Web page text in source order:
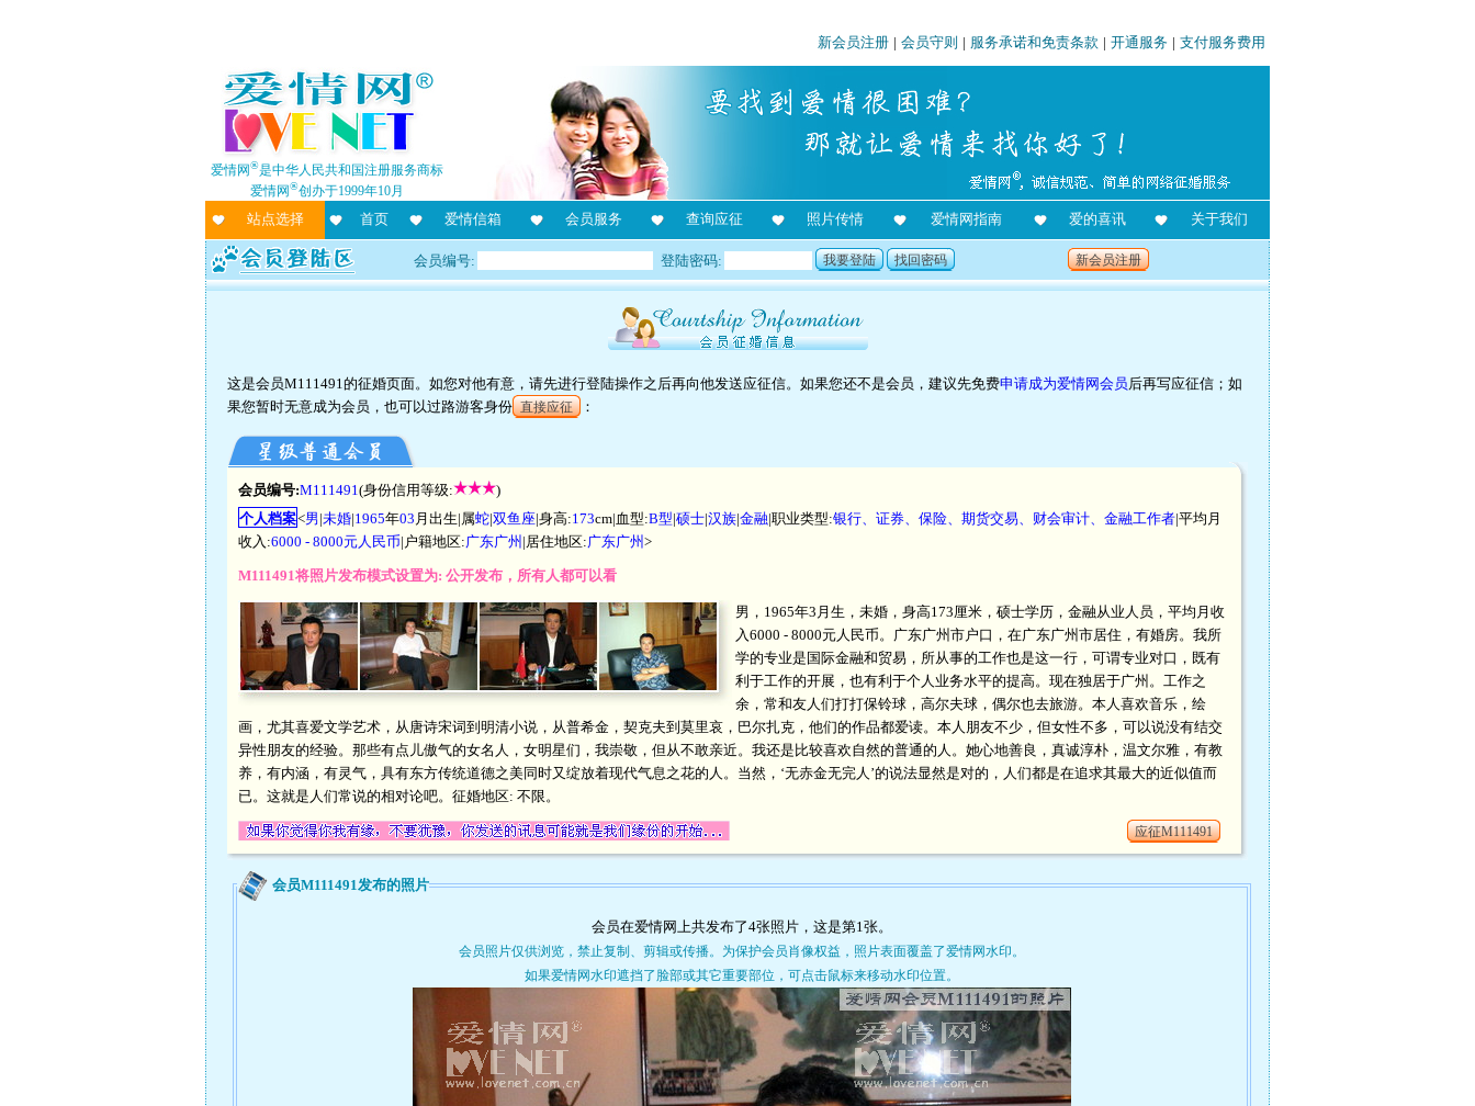
新会员注册 | 会员守则 | 服务承诺和免责条款 | 开通服务 | 支付服务费用
爱情网®是中华人民共和国注册服务商标
爱情网®创办于1999年10月
站点选择 首页 爱情信箱 会员服务 查询应征 照片传情 爱情网指南 爱的喜讯 关于我们
会员编号: 登陆密码: 我要登陆 找回密码 新会员注册
这是会员M111491的征婚页面。如您对他有意，请先进行登陆操作之后再向他发送应征信。如果您还不是会员，建议先免费申请成为爱情网会员后再写应征信；如
果您暂时无意成为会员，也可以过路游客身份 直接应征 ：
会员编号:M111491(身份信用等级:
)
个人档案<男|未婚|1965年03 月出生|属蛇|双鱼座|身高:173cm|血型:B型|硕士|汉族|金融|职业类型:银行、证券、保险、期货交易、财会审计、金融工作者|平均月
收入:6000 - 8000元人民币|户籍地区:广东广州 |居住地区:广东广州 >
M111491将照片发布模式设置为: 公开发布，所有人都可以看
男，1965年3月生，未婚，身高173厘米，硕士学历，金融从业人员，平均月收
入6000 - 8000元人民币。广东广州市户口，在广东广州市居住，有婚房。我所
学的专业是国际金融和贸易，所从事的工作也是这一行，可谓专业对口，既有
利于工作的开展，也有利于个人业务水平的提高。现在独居于广州。工作之
余，常和友人们打打保铃球，高尔夫球，偶尔也去旅游。本人喜欢音乐，绘
画，尤其喜爱文学艺术，从唐诗宋词到明清小说，从普希金，契克夫到莫里哀，巴尔扎克，他们的作品都爱读。本人朋友不少，但女性不多，可以说没有结交
异性朋友的经验。那些有点儿傲气的女名人，女明星们，我崇敬，但从不敢亲近。我还是比较喜欢自然的普通的人。她心地善良，真诚淳朴，温文尔雅，有教
养，有内涵，有灵气，具有东方传统道德之美同时又绽放着现代气息之花的人。当然，‘无赤金无完人’的说法显然是对的，人们都是在追求其最大的近似值而
已。这就是人们常说的相对论吧。征婚地区: 不限。
应征M111491
会员M111491发布的照片
会员在爱情网上共发布了4张照片，这是第1 张。
会员照片仅供浏览，禁止复制、剪辑或传播。为保护会员肖像权益，照片表面覆盖了爱情网水印。
如果爱情网水印遮挡了脸部或其它重要部位，可点击鼠标来移动水印位置。